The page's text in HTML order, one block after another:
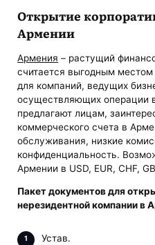
Открытие
Армении
Армения – растущий
считается выгодным
для компаний, ведущих
осуществляющих операции
предлагают лицам,
коммерческого счета в
обслуживания, низкие
конфиденциальность.
Армении в USD, EUR, CHF,
Пакет документов для
нерезидентной компании в
Устав.